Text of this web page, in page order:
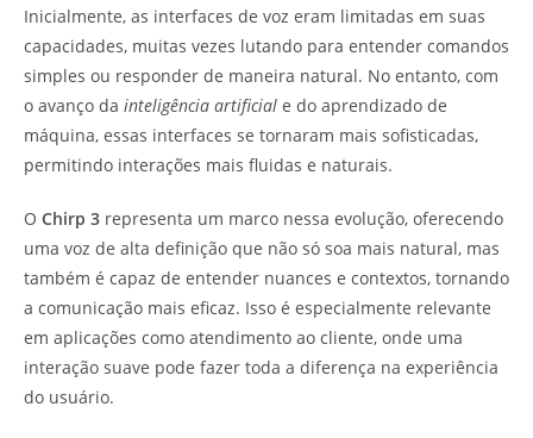
Inicialmente, as interfaces de voz eram limitadas em suas
capacidades, muitas vezes lutando para entender comandos
simples ou responder de maneira natural. No entanto, com
o avanço da inteligência artificial e do aprendizado de
máquina, essas interfaces se tornaram mais sofisticadas,
permitindo interações mais fluidas e naturais.
O Chirp 3 representa um marco nessa evolução, oferecendo
uma voz de alta definição que não só soa mais natural, mas
também é capaz de entender nuances e contextos, tornando
a comunicação mais eficaz. Isso é especialmente relevante
em aplicações como atendimento ao cliente, onde uma
interação suave pode fazer toda a diferença na experiência
do usuário.